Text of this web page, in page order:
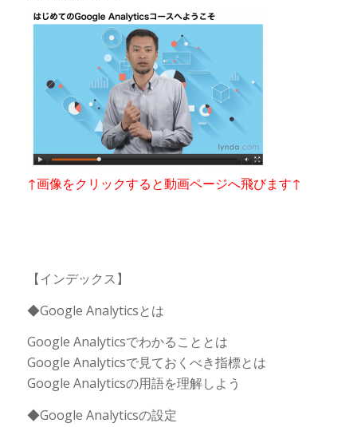
↑画像をクリックすると動画ページへ飛びます↑
【インデックス】
◆Google Analyticsとは
Google Analyticsでわかることとは
Google Analyticsで見ておくべき指標とは
Google Analyticsの用語を理解しよう
◆Google Analyticsの設定